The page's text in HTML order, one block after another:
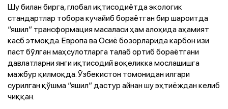
Шу билан бирга, глобал иқтисодиётда экологик
стандартлар тобора кучайиб бораётган бир шароитда
“яшил” трансформация масаласи ҳам алоҳида аҳамият
касб этмоқда. Европа ва Осиё бозорларида карбон изи
паст бўлган маҳсулотларга талаб ортиб бораётгани
давлатларни янги иқтисодий воқеликка мослашишга
мажбур қилмоқда. Ўзбекистон томонидан илгари
сурилган қўшма “яшил” дастур айнан шу эҳтиёждан келиб
чиққан.